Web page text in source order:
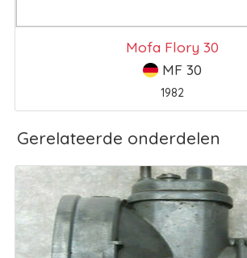
Mofa Flory 30
MF 30
1982
Gerelateerde onderdelen